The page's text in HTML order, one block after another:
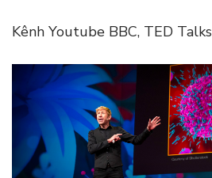
Kênh Youtube BBC, TED Talks